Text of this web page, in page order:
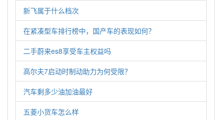
新飞属于什么档次
在紧凑型车排行榜中，国产车的表现如何？
二手蔚来es8享受车主权益吗
高尔夫7启动时制动助力为何受限？
汽车剩多少油加油最好
五菱小货车怎么样